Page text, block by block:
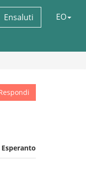
Ensaluti EO
Esperanto